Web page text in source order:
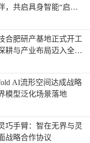
，共启具身智能“启蒙
合肥研产基地正式开工
耕与产业布局迈入全新
AI流形空间达成战略
模型泛化场景落地
巧手臂：智在无界与灵
战略合作协议